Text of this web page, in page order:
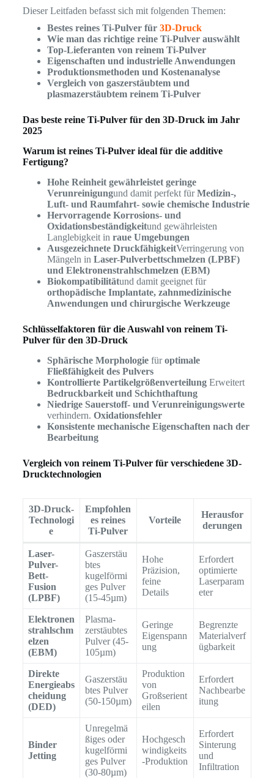
Dieser Leitfaden befasst sich mit folgenden Themen:
Bestes reines Ti-Pulver für 3D-Druck
Wie man das richtige reine Ti-Pulver auswählt
Top-Lieferanten von reinem Ti-Pulver
Eigenschaften und industrielle Anwendungen
Produktionsmethoden und Kostenanalyse
Vergleich von gaszerstäubtem und
plasmazerstäubtem reinem Ti-Pulver
Das beste reine Ti-Pulver für den 3D-Druck im Jahr
2025
Warum ist reines Ti-Pulver ideal für die additive
Fertigung?
Hohe Reinheit gewährleistet geringe
Verunreinigungund damit perfekt fürMedizin-,
Luft- und Raumfahrt- sowie chemische Industrie
Hervorragende Korrosions- und
Oxidationsbeständigkeitund gewährleisten
Langlebigkeit in raue Umgebungen
Ausgezeichnete DruckfähigkeitVerringerung von
Mängeln in Laser-Pulverbettschmelzen (LPBF)
und Elektronenstrahlschmelzen (EBM)
Biokompatibilitätund damit geeignet für
orthopädische Implantate, zahnmedizinische
Anwendungen und chirurgische Werkzeuge
Schlüsselfaktoren für die Auswahl von reinem Ti-
Pulver für den 3D-Druck
Sphärische Morphologiefüroptimale
Fließfähigkeit des Pulvers
Kontrollierte PartikelgrößenverteilungErweitert
Bedruckbarkeit und Schichthaftung
Niedrige Sauerstoff- und Verunreinigungswerte
verhindern. Oxidationsfehler
Konsistente mechanische Eigenschaften nach der
Bearbeitung
Vergleich von reinem Ti-Pulver für verschiedene 3D-
Drucktechnologien
3D-Druck-
Technologi
e
Empfohlen
es reines
Ti-Pulver
Vorteile
Herausfor
derungen
Laser-
Pulver-
Bett-
Fusion
(LPBF)
Gaszerstäu
btes
kugelförmi
ges Pulver
(15-45µm)
Hohe
Präzision,
feine
Details
Erfordert
optimierte
Laserparam
eter
Elektronen
strahlschm
elzen
(EBM)
Plasma-
zerstäubtes
Pulver (45-
105µm)
Geringe
Eigenspann
ung
Begrenzte
Materialverf
ügbarkeit
Direkte
Energieabs
cheidung
(DED)
Gaszerstäu
btes Pulver
(50-150µm)
Produktion
von
Großserient
eilen
Erfordert
Nachbearbe
itung
Binder
Jetting
Unregelmä
ßiges oder
kugelförmi
ges Pulver
(30-80µm)
Hochgesch
windigkeits
-Produktion
Erfordert
Sinterung
und
Infiltration